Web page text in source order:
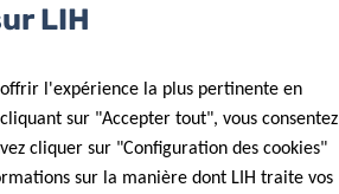
LIH
offrir l'expérience la plus pertinente en
sur "Accepter tout", vous consentez
cliquer sur "Configuration des cookies"
sur la manière dont LIH traite vos